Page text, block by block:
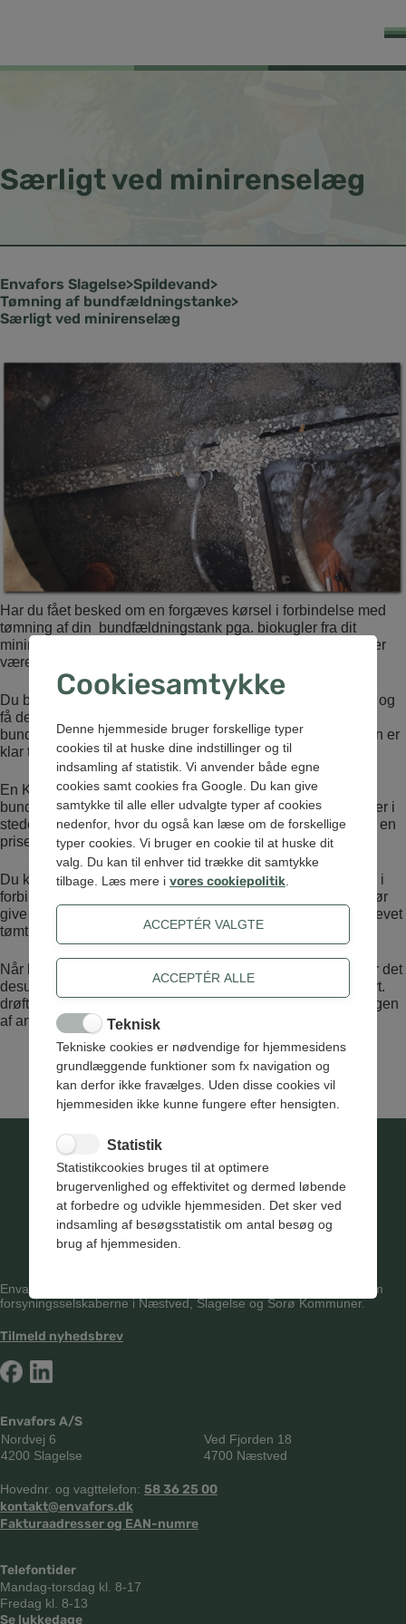
Særligt ved minirenselæg
Slagelse Spildevand
Tømning af bundfældningstanke
Særligt ved minirenselæg
Har du fået besked om en forgæves kørsel i forbindelse med
tømning af din bundfældningstank pga. biokugler fra dit
minirenseanlæg, der er endt i bundfældningstanken, kan der
være noget galt med minirenseanlægget.
Du bør derfor kontakte leverandøren af dit minirenseanlæg og
få dem til at servicere det. Vi kommer ikke igen og tømmer
bundfældningstanken, før du har givet os besked om, at den er
klar til tømning igen.
En KSA-bil kan nemlig ikke håndtere biokuglerne, og
bundfældningstanken skal derfor tømmes med en slamsuger i
stedet. Prisen for tømning med en slamsuger er højere end en
prisen for at få tømt med en KSA-bil.Se prisliste.
Du kan eventuelt selv rekvirere en tømning med slamsuger i
forbindelse med serviceringen af dit minirenseanlæg. Du bør
give os besked herom, så vi kan registrere, at din tank er blevet
tømt. Skriv til os på
toemningsordning@@envafors.dk
Når bundfældningstanken bliver tømt med en slamsuger, er det
desuden vigtigt, at den bliver genfyldt med vand. Du kan evt.
drøfte dette med leverandøren i forbindelse med serviceringen
af anlægget.
Envafors er et fælles serviceselskab etableret i samarbejde mellem
forsyningsselskaberne i Næstved, Slagelse og Sorø Kommuner.
Tilmeld nyhedsbrev
Envafors A/S
Nordvej 6
4200 Slagelse
Ved Fjorden 18
4700 Næstved
Hovednr. og vagttelefon: 58 36 25 00
kontakt@envafors.dk
Fakturaadresser og EAN-numre
Telefontider
Mandag-torsdag kl. 8-17
Fredag kl. 8-13
Se lukkedage
Cookiesamtykke
Denne hjemmeside bruger forskellige typer
cookies til at huske dine indstillinger og til
indsamling af statistik. Vi anvender både egne
cookies samt cookies fra Google. Du kan give
samtykke til alle eller udvalgte typer af cookies
nedenfor, hvor du også kan læse om de forskellige
typer cookies. Vi bruger en cookie til at huske dit
valg. Du kan til enhver tid trække dit samtykke
tilbage. Læs mere i vores cookiepolitik
Teknisk
Tekniske cookies er nødvendige for hjemmesidens
grundlæggende funktioner som fx navigation og
kan derfor ikke fravælges. Uden disse cookies vil
hjemmesiden ikke kunne fungere efter hensigten.
Statistik
Statistikcookies bruges til at optimere
brugervenlighed og effektivitet og dermed løbende
at forbedre og udvikle hjemmesiden. Det sker ved
indsamling af besøgsstatistik om antal besøg og
brug af hjemmesiden.